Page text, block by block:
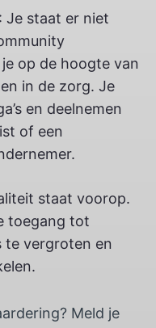
: Je staat er niet
je op de hoogte van
in de zorg. Je
en deelnemen
of een
staat voorop.
toegang tot
te vergroten en
Meld je